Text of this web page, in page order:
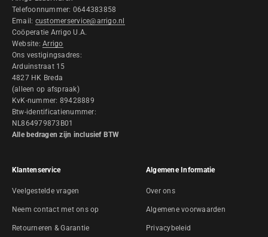
Telefoonnummer: 0644383858
Email: customerservice@arrigo.nl
Coöperatie Arrigo U.A.
Website:Arrigo
Ons vestigingsadres:
Arduinstraat 15
4827 HK Breda
(alleen op afspraak)
KvK-nummer: 89428889
Btw-identificatienummer:
NL864979873B01
Alle bedragen zijn inclusief BTW
Klantenservice
Veelgestelde vragen
Neem contact met ons op
Retourneren & Garantie
Algemene Informatie
Over ons
Algemene voorwaarden
Privacybeleid